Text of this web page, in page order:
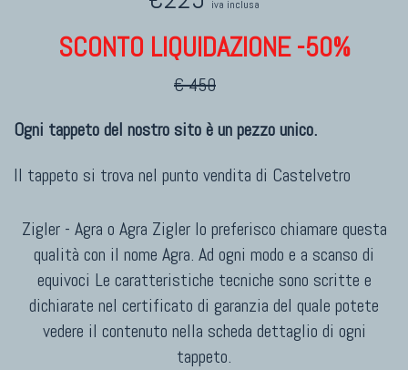
iva inclusa
SCONTO LIQUIDAZIONE -50%
€ 450
Ogni tappeto del nostro sito è un pezzo unico.
Il tappeto si trova nel punto vendita di Castelvetro
Zigler - Agra o Agra Zigler Io preferisco chiamare questa
qualità con il nome Agra. Ad ogni modo e a scanso di
equivoci Le caratteristiche tecniche sono scritte e
dichiarate nel certificato di garanzia del quale potete
vedere il contenuto nella scheda dettaglio di ogni
tappeto.